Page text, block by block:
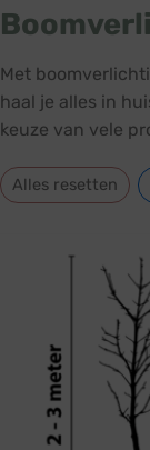
Met
haal je alles in
keuze van vele
Alles resetten